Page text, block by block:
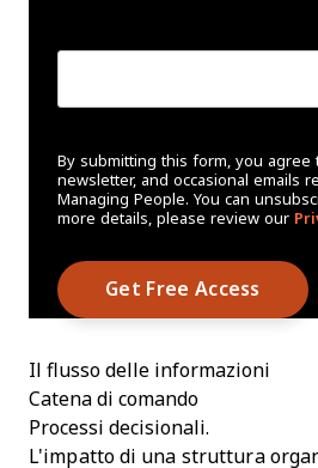
By submitting this form, you agree
newsletter, and occasional emails
Managing People. You can
more details, please review our
Il flusso delle informazioni
Catena di comando
Processi decisionali.
L'impatto di una struttura